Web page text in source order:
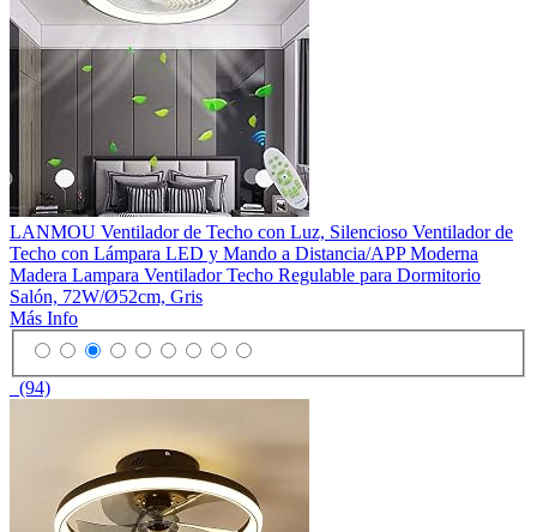
LANMOU Ventilador de Techo con Luz, Silencioso Ventilador de
Techo con Lámpara LED y Mando a Distancia/APP Moderna
Madera Lampara Ventilador Techo Regulable para Dormitorio
Salón, 72W/Ø52cm, Gris
Más Info
(94)